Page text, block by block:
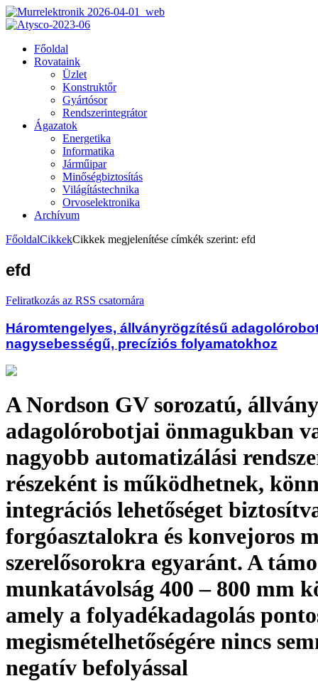
Főoldal
Rovataink
Üzlet
Konstruktőr
Gyártósor
Rendszerintegrátor
Ágazatok
Energetika
Informatika
Járműipar
Minőségbiztosítás
Világítástechnika
Orvoselektronika
Archívum
FőoldalCikkekCikkek megjelenítése címkék szerint: efd
efd
Feliratkozás az RSS csatornára
Háromtengelyes, állványrögzítésű
nagysebességű, precíziós folyamatokhoz
A Nordson GV sorozatú,
adagolórobotjai önmagukban
nagyobb automatizálási
részeként is működhetnek,
integrációs lehetőséget
forgóasztalokra és konvejoros
szerelősorokra egyaránt. A
munkatávolság 400 – 800 mm
amely a folyadékadagolás
megismételhetőségére nincs
negatív befolyással